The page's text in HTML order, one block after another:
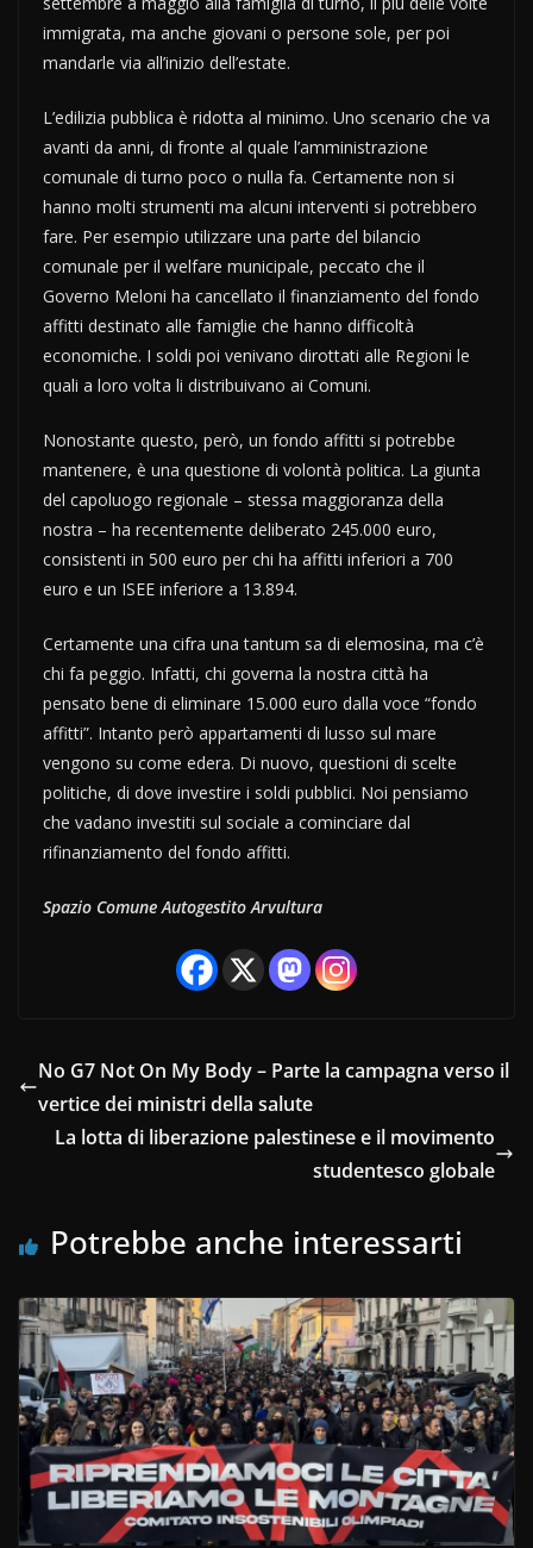
immigrata, ma anche giovani o persone sole, per poi
mandarle via all’inizio dell’estate.
L’edilizia pubblica è ridotta al minimo. Uno scenario che va
avanti da anni, di fronte al quale l’amministrazione
comunale di turno poco o nulla fa. Certamente non si
hanno molti strumenti ma alcuni interventi si potrebbero
fare. Per esempio utilizzare una parte del bilancio
comunale per il welfare municipale, peccato che il
Governo Meloni ha cancellato il finanziamento del fondo
affitti destinato alle famiglie che hanno difficoltà
economiche. I soldi poi venivano dirottati alle Regioni le
quali a loro volta li distribuivano ai Comuni.
Nonostante questo, però, un fondo affitti si potrebbe
mantenere, è una questione di volontà politica. La giunta
del capoluogo regionale – stessa maggioranza della
nostra – ha recentemente deliberato 245.000 euro,
consistenti in 500 euro per chi ha affitti inferiori a 700
euro e un ISEE inferiore a 13.894.
Certamente una cifra una tantum sa di elemosina, ma c’è
chi fa peggio. Infatti, chi governa la nostra città ha
pensato bene di eliminare 15.000 euro dalla voce “fondo
affitti”. Intanto però appartamenti di lusso sul mare
vengono su come edera. Di nuovo, questioni di scelte
politiche, di dove investire i soldi pubblici. Noi pensiamo
che vadano investiti sul sociale a cominciare dal
rifinanziamento del fondo affitti.
Spazio Comune Autogestito Arvultura
No G7 Not On My Body – Parte la campagna verso il
vertice dei ministri della salute
La lotta di liberazione palestinese e il movimento
studentesco globale
Potrebbe anche interessarti